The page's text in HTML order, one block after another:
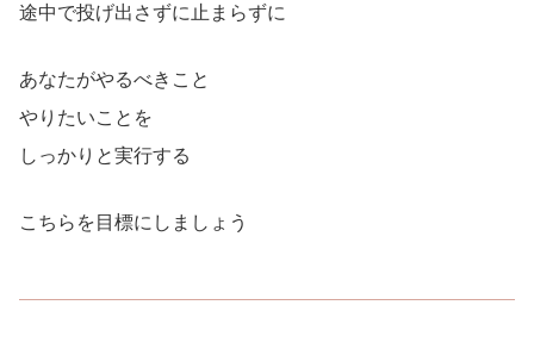
途中で投げ出さずに止まらずに
あなたがやるべきこと
やりたいことを
しっかりと実行する
こちらを目標にしましょう